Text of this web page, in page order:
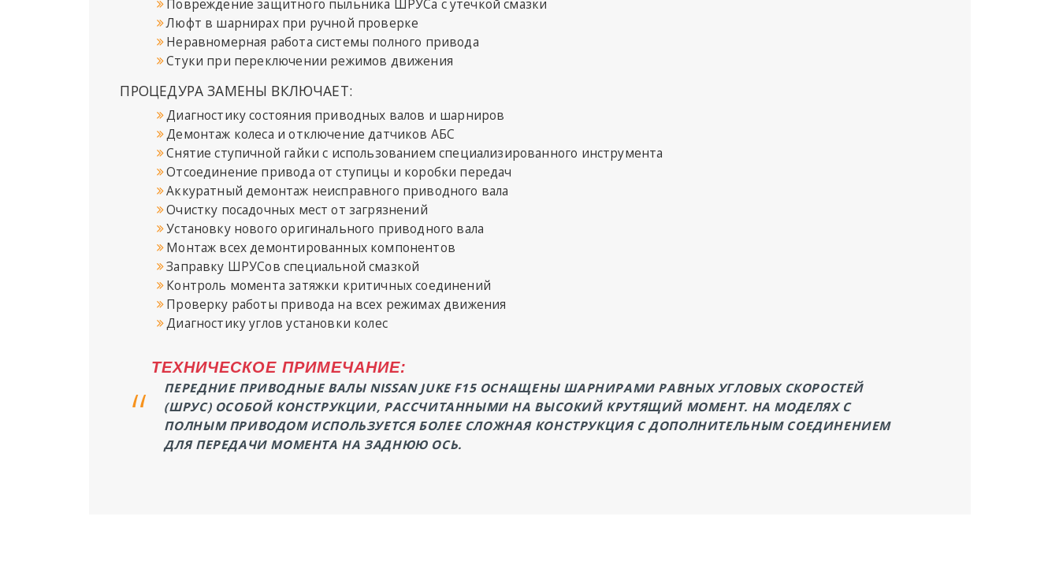
Повреждение защитного пыльника ШРУСа с утечкой смазки
Люфт в шарнирах при ручной проверке
Неравномерная работа системы полного привода
Стуки при переключении режимов движения
ПРОЦЕДУРА ЗАМЕНЫ ВКЛЮЧАЕТ:
Диагностику состояния приводных валов и шарниров
Демонтаж колеса и отключение датчиков АБС
Снятие ступичной гайки с использованием специализированного инструмента
Отсоединение привода от ступицы и коробки передач
Аккуратный демонтаж неисправного приводного вала
Очистку посадочных мест от загрязнений
Установку нового оригинального приводного вала
Монтаж всех демонтированных компонентов
Заправку ШРУСов специальной смазкой
Контроль момента затяжки критичных соединений
Проверку работы привода на всех режимах движения
Диагностику углов установки колес
ТЕХНИЧЕСКОЕ ПРИМЕЧАНИЕ:
ПЕРЕДНИЕ ПРИВОДНЫЕ ВАЛЫ NISSAN JUKE F15 ОСНАЩЕНЫ ШАРНИРАМИ РАВНЫХ УГЛОВЫХ СКОРОСТЕЙ
(ШРУС) ОСОБОЙ КОНСТРУКЦИИ, РАССЧИТАННЫМИ НА ВЫСОКИЙ КРУТЯЩИЙ МОМЕНТ. НА МОДЕЛЯХ С
ПОЛНЫМ ПРИВОДОМ ИСПОЛЬЗУЕТСЯ БОЛЕЕ СЛОЖНАЯ КОНСТРУКЦИЯ С ДОПОЛНИТЕЛЬНЫМ СОЕДИНЕНИЕМ
ДЛЯ ПЕРЕДАЧИ МОМЕНТА НА ЗАДНЮЮ ОСЬ.